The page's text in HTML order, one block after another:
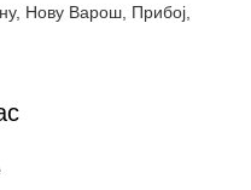
Нову Варош, Прибој,